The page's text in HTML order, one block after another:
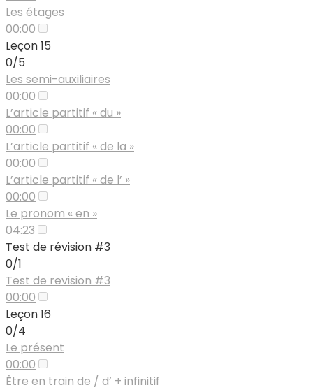
Les étages
00:00
Leçon 15
0/5
Les semi-auxiliaires
00:00
L’article partitif « du »
00:00
L’article partitif « de la »
00:00
L’article partitif « de l’ »
00:00
Le pronom « en »
04:23
Test de révision #3
0/1
Test de revision #3
00:00
Leçon 16
0/4
Le présent
00:00
Être en train de / d’ + infinitif